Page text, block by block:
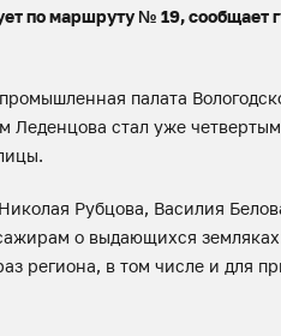
по маршруту № 19, сообщает
палата
Леденцова стал уже
Рубцова, Василия
о выдающихся
региона, в том числе и для